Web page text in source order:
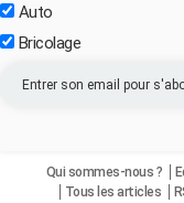
Auto
Bricolage
Qui sommes-nous ?
Tous les articles